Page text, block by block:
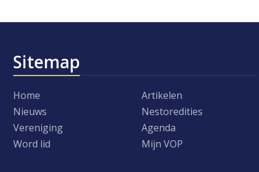
Sitemap
Home
Nieuws
Vereniging
Word lid
Artikelen
Nestoredities
Agenda
Mijn VOP